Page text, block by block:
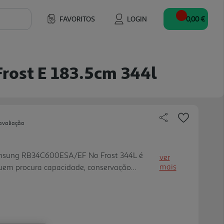
FAVORITOS LOGIN 0,00 €
E 183.5cm 344l
RB34C600ESA/EF No Frost 344L é
procura capacidade, conservação
no dia a dia. Com 344 litros de capacidade
no frigorífico e 114 lit ros no congelador,
ver
mais